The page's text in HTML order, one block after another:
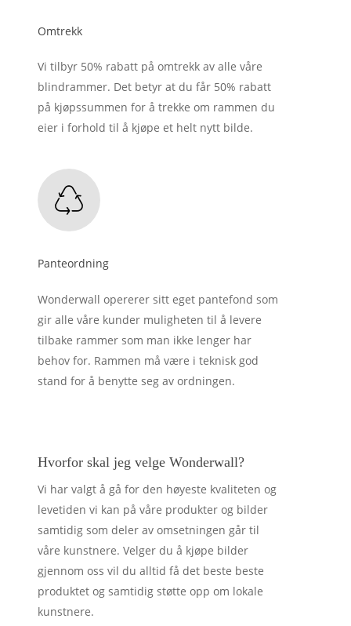
Omtrekk
Vi tilbyr 50% rabatt på omtrekk av alle våre
blindrammer. Det betyr at du får 50% rabatt
på kjøpssummen for å trekke om rammen du
eier i forhold til å kjøpe et helt nytt bilde.
Panteordning
Wonderwall opererer sitt eget pantefond som
gir alle våre kunder muligheten til å levere
tilbake rammer som man ikke lenger har
behov for. Rammen må være i teknisk god
stand for å benytte seg av ordningen.
Hvorfor skal jeg velge Wonderwall?
Vi har valgt å gå for den høyeste kvaliteten og
levetiden vi kan på våre produkter og bilder
samtidig som deler av omsetningen går til
våre kunstnere. Velger du å kjøpe bilder
gjennom oss vil du alltid få det beste beste
produktet og samtidig støtte opp om lokale
kunstnere.